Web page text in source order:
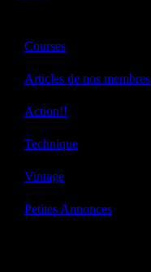
Courses
Articles de nos membres
Action!!
Technique
Vintage
Petites Annonces